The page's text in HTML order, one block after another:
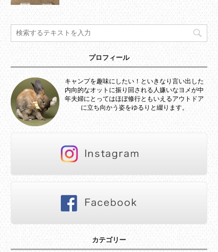
プロフィール
キャンプを趣味にしたい！といきなり言い出した
内向的なオットに振り回される人嫌いなヨメが中
年夫婦にとってはほぼ修行ともいえるアウトドア
に立ち向かう姿をゆるりと綴ります。
カテゴリー